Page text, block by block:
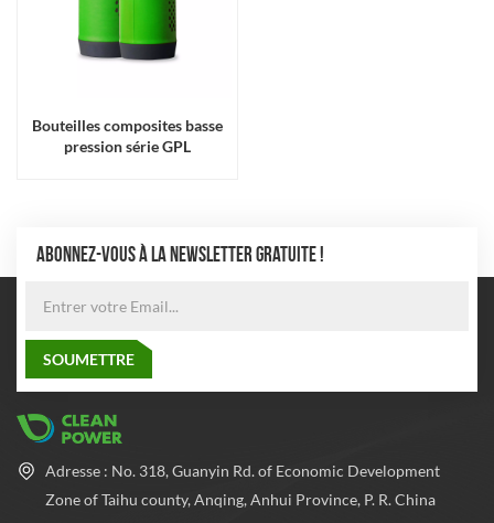
Bouteilles composites basse
pression série GPL
ABONNEZ-VOUS À LA NEWSLETTER GRATUITE !
Adresse : No. 318, Guanyin Rd. of Economic Development
Zone of Taihu county, Anqing, Anhui Province, P. R. China